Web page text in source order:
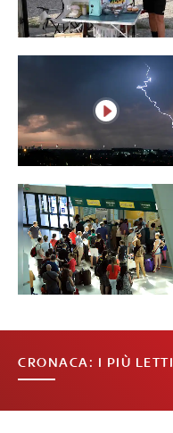
CRONACA: I PIÙ LETTI